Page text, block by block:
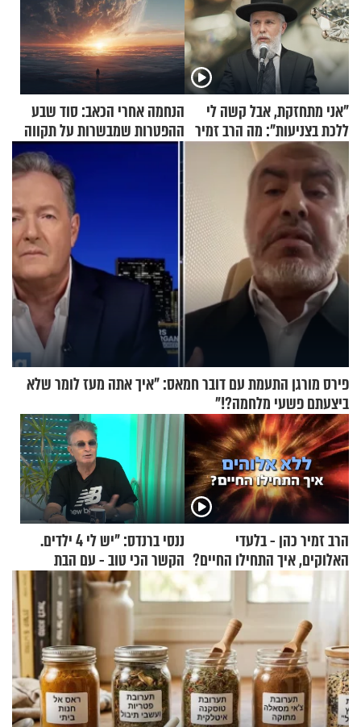
"אני מתחזקת, אבל קשה לי
ללכת בצניעות": מה הרב זמיר
כהן המליץ לה לעשות?
הנחמה אחרי הכאב: סוד שבע
ההפטרות שמבשרות על תקווה
וגאולה
פירס מורגן התעמת עם דובר חמאס: "איך אתה מעז לומר שלא
ביצעתם פשעי מלחמה?!"
הרב זמיר כהן - בלעדי
האלוקים, איך התחילו החיים?
ננסי ברנדס: "יש לי 4 ילדים.
הקשר הכי טוב - עם הבת
החרדית"